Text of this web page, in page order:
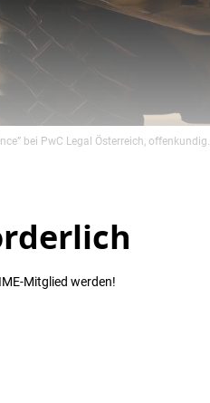
bei PwC Legal Österreich, offenkundig.
Mitglied werden!